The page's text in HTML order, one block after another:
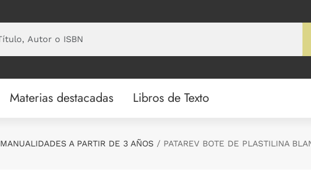
Materias destacadas Libros de Texto
MANUALIDADES A PARTIR DE 3 AÑOS PATAREV BOTE DE PLASTILINA